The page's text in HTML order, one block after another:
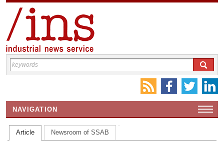
NAVIGATION
HOME
CONTACT US
Article Newsroom of SSAB